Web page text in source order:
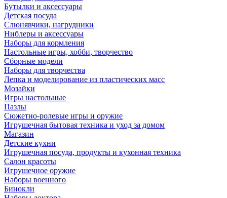
Бутылки и аксессуары
Детская посуда
Слюнявчики, нагрудники
Ниблеры и аксессуары
Наборы для кормления
Настольные игры, хобби, творчество
Сборные модели
Наборы для творчества
Лепка и моделирование из пластических масс
Мозайки
Игры настольные
Пазлы
Сюжетно-ролевые игры и оружие
Игрушечная бытовая техника и уход за домом
Магазин
Детские кухни
Игрушечная посуда, продукты и кухонная техника
Салон красоты
Игрушечное оружие
Наборы военного
Бинокли